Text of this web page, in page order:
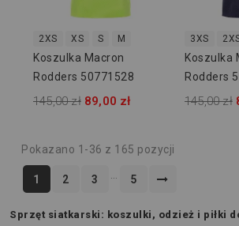
2XS XS S M
Koszulka Macron
Rodders 50771528
145,00 zł 89,00 zł
3XS
Koszulka
Rodders
145,00 zł
Pokazano 1-36 z 165 pozycji
1 2 3 … 5
Sprzęt siatkarski: koszulki, odzież i piłki